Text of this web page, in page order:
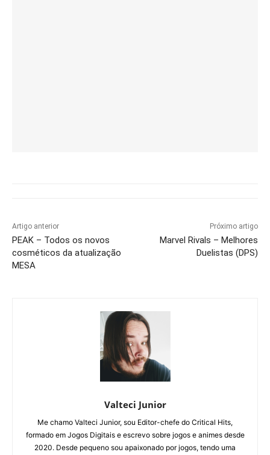
Artigo anterior
PEAK – Todos os novos
cosméticos da atualização
MESA
Próximo artigo
Marvel Rivals – Melhores
Duelistas (DPS)
Valteci Junior
Me chamo Valteci Junior, sou Editor-chefe do Critical Hits,
formado em Jogos Digitais e escrevo sobre jogos e animes desde
2020. Desde pequeno sou apaixonado por jogos, tendo uma